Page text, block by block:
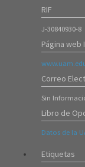
Ingresos (20253)
07/Oct/2025
Instrucciones para
Instrucciones para
Introductorio)
16/Jul/2025
ATENCIÓN ----
RIF
J-30840930-8
Página web
Correo
Sin
Libro de
Datos de la
Etiquetas